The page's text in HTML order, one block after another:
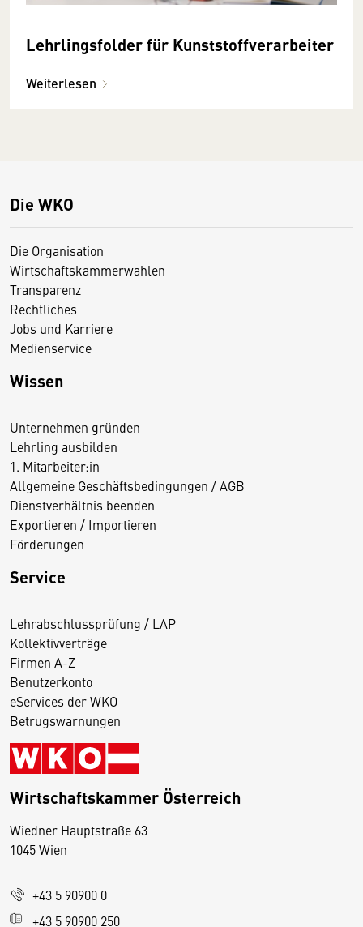
Lehrlingsfolder für Kunststoffverarbeiter
Weiterlesen
Die WKO
Die Organisation
Wirtschaftskammerwahlen
Transparenz
Rechtliches
Jobs und Karriere
Medienservice
Wissen
Unternehmen gründen
Lehrling ausbilden
1. Mitarbeiter:in
Allgemeine Geschäftsbedingungen / AGB
Dienstverhältnis beenden
Exportieren / Importieren
Förderungen
Service
Lehrabschlussprüfung / LAP
Kollektivverträge
Firmen A-Z
Benutzerkonto
eServices der WKO
Betrugswarnungen
Wirtschaftskammer Österreich
Wiedner Hauptstraße 63
1045 Wien
+43 5 90900 0
+43 5 90900 250
D
s
e